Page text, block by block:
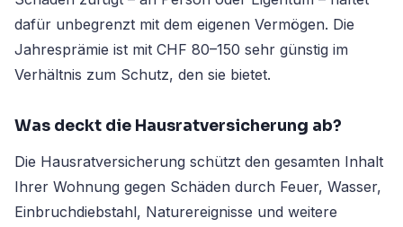
dafür unbegrenzt mit dem eigenen Vermögen. Die
Jahresprämie ist mit CHF 80–150 sehr günstig im
Verhältnis zum Schutz, den sie bietet.
Was deckt die Hausratversicherung ab?
Die Hausratversicherung schützt den gesamten Inhalt
Ihrer Wohnung gegen Schäden durch Feuer, Wasser,
Einbruchdiebstahl, Naturereignisse und weitere